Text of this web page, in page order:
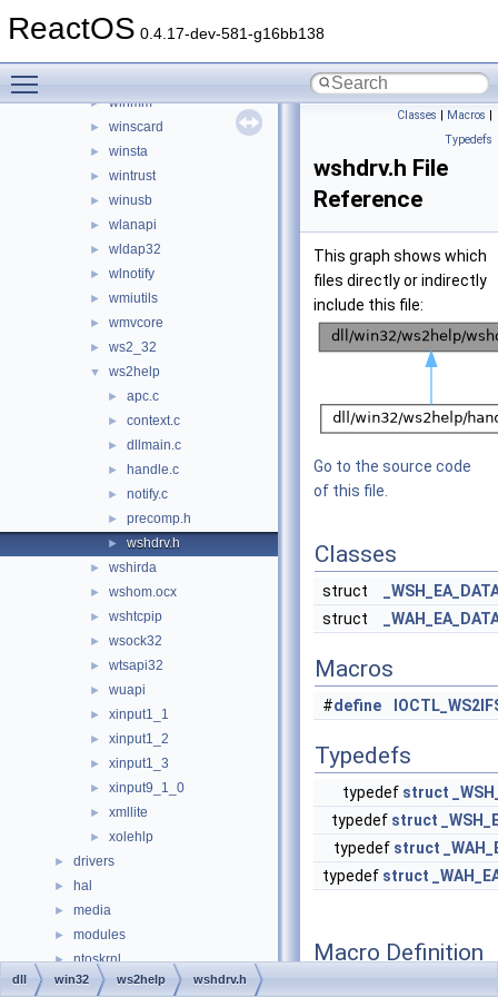
ReactOS 0.4.17-dev-581-g16bb138
► wing32
► winmm
► winscard
► winsta
► wintrust
► winusb
► wlanapi
► wldap32
► wlnotify
► wmiutils
► wmvcore
► ws2_32
▼ ws2help
► apc.c
► context.c
► dllmain.c
► handle.c
► notify.c
► precomp.h
► wshdrv.h
► wshirda
► wshom.ocx
► wshtcpip
► wsock32
► wtsapi32
► wuapi
► xinput1_1
► xinput1_2
► xinput1_3
► xinput9_1_0
► xmllite
► xolehlp
► drivers
► hal
► media
► modules
► ntoskrnl
► sdk
Classes | Macros |
Typedefs
wshdrv.h File
Reference
This graph shows which
files directly or indirectly
include this file:
Go to the source code
of this file.
Classes
struct
struct
Macros
#define
Typedefs
typedef struct
typedef struct
typedef struct
typedef struct
Macro Definition
Documentation
dll win32 ws2help wshdrv.h